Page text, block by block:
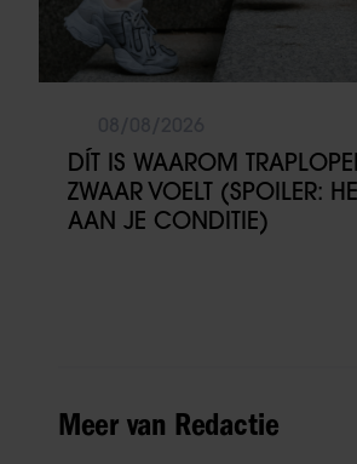
DÍT IS WAAROM
ZWAAR VOELT (SPOILER:
AAN JE CONDITIE)
Meer van Redactie